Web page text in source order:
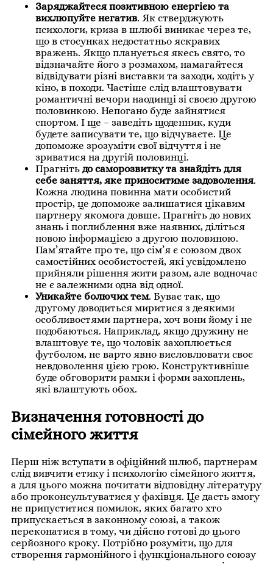
Заряджайтеся позитивною енергією та
вихлюпуйте негатив. Як стверджують
психологи, криза в шлюбі виникає через те,
що в стосунках недостатньо яскравих
вражень. Якщо планується якесь свято, то
відзначайте його з розмахом, намагайтеся
відвідувати різні виставки та заходи, ходіть у
кіно, в походи. Частіше слід влаштовувати
романтичні вечори наодинці зі своєю другою
половинкою. Непогано буде зайнятися
спортом. І ще – заведіть щоденник, куди
будете записувати те, що відчуваєте. Це
допоможе зрозуміти свої відчуття і не
зриватися на другій половинці.
Прагніть до саморозвитку та знайдіть для
себе заняття, яке приноситиме задоволення.
Кожна людина повинна мати особистий
простір, це допоможе залишатися цікавим
партнеру якомога довше. Прагніть до нових
знань і поглиблення вже наявних, діліться
новою інформацією з другою половиною.
Пам’ятайте про те, що сім’я є союзом двох
самостійних особистостей, які усвідомлено
прийняли рішення жити разом, але водночас
не є залежними одна від одної.
Уникайте болючих тем. Буває так, що
другому доводиться миритися з деякими
особливостями партнера, хоч вони йому і не
подобаються. Наприклад, якщо дружину не
влаштовує те, що чоловік захоплюється
футболом, не варто явно висловлювати своє
невдоволення цією грою. Конструктивніше
буде обговорити рамки і форми захоплень,
які влаштують обох.
Визначення готовності до
сімейного життя
Перш ніж вступати в офіційний шлюб, партнерам
слід вивчити етику і психологію сімейного життя,
а для цього можна почитати відповідну літературу
або проконсультуватися у фахівця. Це дасть змогу
не припуститися помилок, яких багато хто
припускається в законному союзі, а також
переконатися в тому, чи дійсно готові до цього
серйозного кроку. Потрібно розуміти, що для
створення гармонійного і функціонального союзу